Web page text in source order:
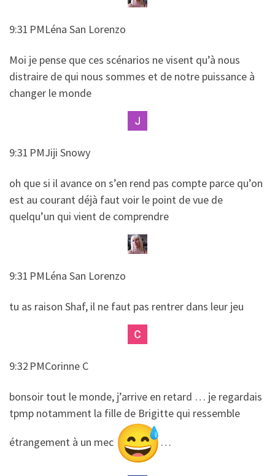
9:31 PMLéna San Lorenzo
​​Moi je pense que ces scénarios ne visent qu’à nous
distraire de qui nous sommes et de notre puissance à
changer le monde
9:31 PMJiji Snowy
​​oh que si il avance on s’en rend pas compte parce qu’on
est au courant déjà faut voir le point de vue de
quelqu’un qui vient de comprendre
9:31 PMLéna San Lorenzo
​​tu as raison Shaf, il ne faut pas rentrer dans leur jeu
9:32 PMCorinne C
​​bonsoir tout le monde, j’arrive en retard … je regardais
tpmp notamment la fille de Brigitte qui ressemble
étrangement à un mec …